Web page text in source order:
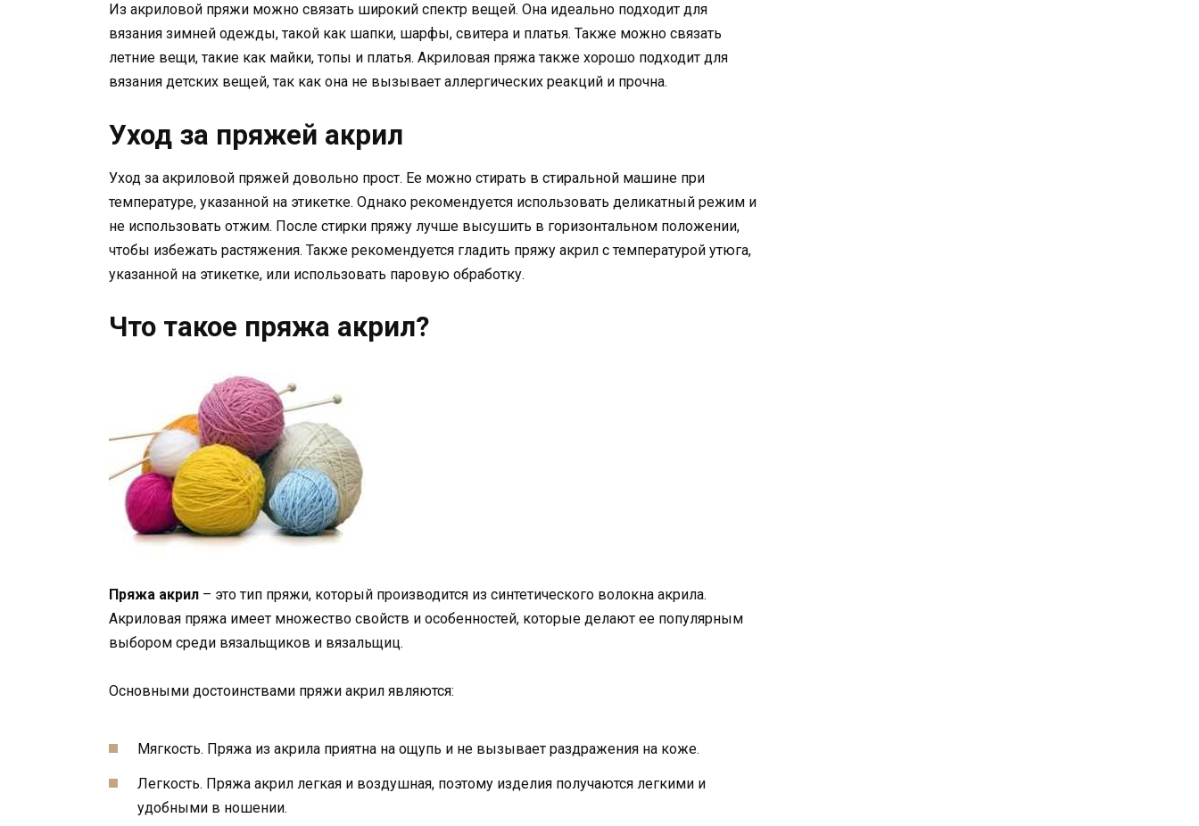
Из акриловой пряжи можно связать широкий спектр вещей. Она идеально подходит для
вязания зимней одежды, такой как шапки, шарфы, свитера и платья. Также можно связать
летние вещи, такие как майки, топы и платья. Акриловая пряжа также хорошо подходит для
вязания детских вещей, так как она не вызывает аллергических реакций и прочна.
Уход за пряжей акрил
Уход за акриловой пряжей довольно прост. Ее можно стирать в стиральной машине при
температуре, указанной на этикетке. Однако рекомендуется использовать деликатный режим и
не использовать отжим. После стирки пряжу лучше высушить в горизонтальном положении,
чтобы избежать растяжения. Также рекомендуется гладить пряжу акрил с температурой утюга,
указанной на этикетке, или использовать паровую обработку.
Что такое пряжа акрил?
Пряжа акрил – это тип пряжи, который производится из синтетического волокна акрила.
Акриловая пряжа имеет множество свойств и особенностей, которые делают ее популярным
выбором среди вязальщиков и вязальщиц.
Основными достоинствами пряжи акрил являются:
Мягкость. Пряжа из акрила приятна на ощупь и не вызывает раздражения на коже.
Легкость. Пряжа акрил легкая и воздушная, поэтому изделия получаются легкими и
удобными в ношении.